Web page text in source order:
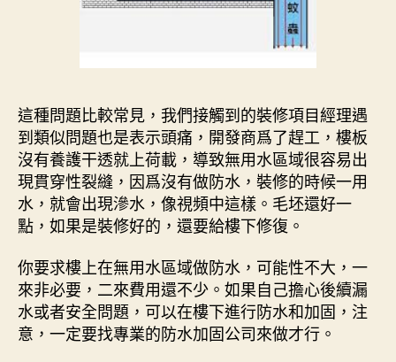
這種問題比較常見，我們接觸到的裝修項目經理遇
到類似問題也是表示頭痛，開發商爲了趕工，樓板
沒有養護干透就上荷載，導致無用水區域很容易出
現貫穿性裂縫，因爲沒有做防水，裝修的時候一用
水，就會出現滲水，像視頻中這樣。毛坯還好一
點，如果是裝修好的，還要給樓下修復。
你要求樓上在無用水區域做防水，可能性不大，一
來非必要，二來費用還不少。如果自己擔心後續漏
水或者安全問題，可以在樓下進行防水和加固，注
意，一定要找專業的防水加固公司來做才行。